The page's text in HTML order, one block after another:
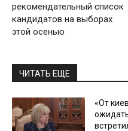
рекомендательный список
кандидатов на выборах
этой осенью
ЧИТАТЬ ЕЩЕ
«От